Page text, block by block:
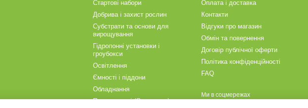
Стартові набори
Добрива і захист рослин
Субстрати та основи для
вирощування
Гідропонні установки і
гроубокси
Освітлення
Ємності і піддони
Обладнання
Пророщувачі (Спроутери)
Оплата і доставка
Контакти
Відгуки про магазин
Обмін та повернення
Договір публічної оферти
Політика конфіденційності
FAQ
Ми в соцмережах